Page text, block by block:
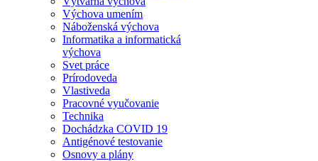
Výchova umením
Náboženská výchova
Informatika a informatická
výchova
Svet práce
Prírodoveda
Vlastiveda
Pracovné vyučovanie
Technika
Dochádzka COVID 19
Antigénové testovanie
Osnovy a plány